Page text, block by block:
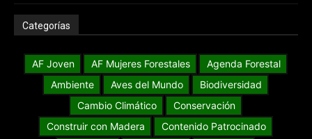
Categorías
AF Joven AF Mujeres Forestales
Agenda Forestal
Ambiente
Aves del Mundo
Biodiversidad
Cambio Climático
Conservación
Construir con Madera
Contenido Patrocinado